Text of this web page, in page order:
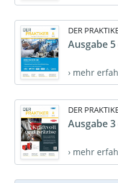
DER
Ausgabe 5
› mehr
DER
Ausgabe 3
› mehr